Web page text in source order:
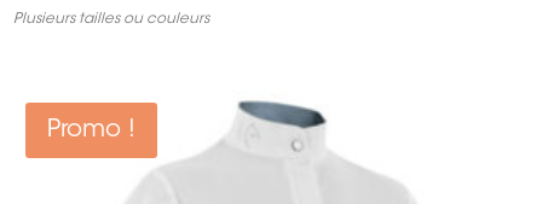
prix
prix
Plusieurs tailles ou couleurs
Promo !